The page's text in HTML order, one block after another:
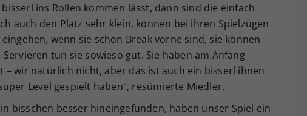
ins Rollen kommen lässt, dann sind die einfach
auch den Platz sehr klein, können bei ihren Spielzügen
wenn sie schon Break vorne sind, sie können
tun sie sowieso gut. Sie haben am Anfang
– wir natürlich nicht, aber das ist auch ein bisserl ihnen
Level gespielt haben“, resümierte Miedler.
bisschen besser hineingefunden, haben unser Spiel ein